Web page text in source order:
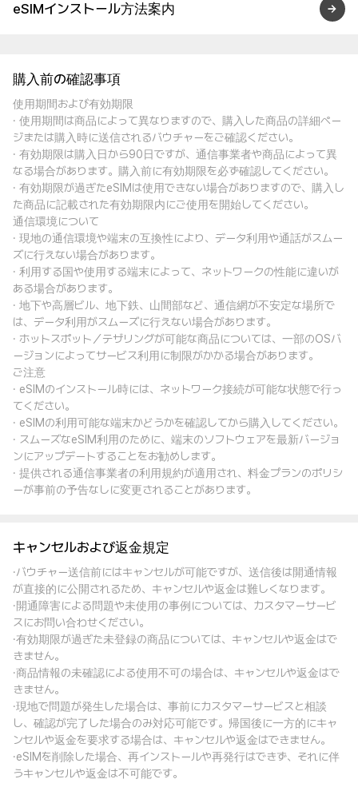
eSIMインストール方法案内
購入前の確認事項
使用期間および有効期限
· 使用期間は商品によって異なりますので、購入した商品の詳細ペー
ジまたは購入時に送信されるバウチャーをご確認ください。
· 有効期限は購入日から90日ですが、通信事業者や商品によって異
なる場合があります。購入前に有効期限を必ず確認してください。
· 有効期限が過ぎたeSIMは使用できない場合がありますので、購入し
た商品に記載された有効期限内にご使用を開始してください。
通信環境について
· 現地の通信環境や端末の互換性により、データ利用や通話がスムー
ズに行えない場合があります。
· 利用する国や使用する端末によって、ネットワークの性能に違いが
ある場合があります。
· 地下や高層ビル、地下鉄、山間部など、通信網が不安定な場所で
は、データ利用がスムーズに行えない場合があります。
· ホットスポット／テザリングが可能な商品については、一部のOSバ
ージョンによってサービス利用に制限がかかる場合があります。
ご注意
· eSIMのインストール時には、ネットワーク接続が可能な状態で行っ
てください。
· eSIMの利用可能な端末かどうかを確認してから購入してください。
· スムーズなeSIM利用のために、端末のソフトウェアを最新バージョ
ンにアップデートすることをお勧めします。
· 提供される通信事業者の利用規約が適用され、料金プランのポリシ
ーが事前の予告なしに変更されることがあります。
キャンセルおよび返金規定
·バウチャー送信前にはキャンセルが可能ですが、送信後は開通情報
が直接的に公開されるため、キャンセルや返金は難しくなります。
·開通障害による問題や未使用の事例については、カスタマーサービ
スにお問い合わせください。
·有効期限が過ぎた未登録の商品については、キャンセルや返金はで
きません。
·商品情報の未確認による使用不可の場合は、キャンセルや返金はで
きません。
·現地で問題が発生した場合は、事前にカスタマーサービスと相談
し、確認が完了した場合のみ対応可能です。帰国後に一方的にキャ
ンセルや返金を要求する場合は、キャンセルや返金はできません。
·eSIMを削除した場合、再インストールや再発行はできず、それに伴
うキャンセルや返金は不可能です。